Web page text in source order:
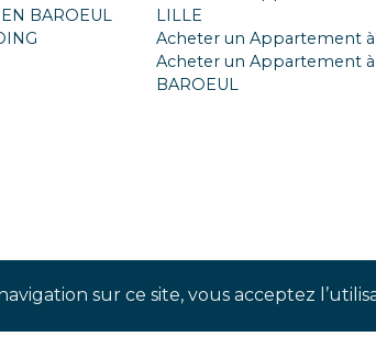
sur ce site, vous acceptez
BAROEUL
LILLE
Acheter un Appartement à
Acheter un Appartement à
BAROEUL